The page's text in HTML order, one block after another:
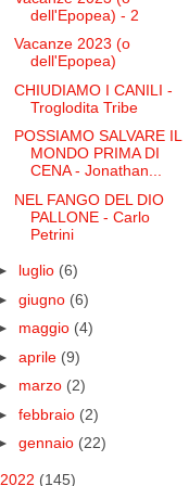
dell'Epopea) - 2
Vacanze 2023 (o
dell'Epopea)
CHIUDIAMO I CANILI -
Troglodita Tribe
POSSIAMO SALVARE IL
MONDO PRIMA DI
CENA - Jonathan...
NEL FANGO DEL DIO
PALLONE - Carlo
Petrini
luglio (6)
giugno (6)
maggio (4)
aprile (9)
marzo (2)
febbraio (2)
gennaio (22)
2022 (145)